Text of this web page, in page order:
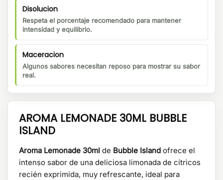
Disolucion
Respeta el porcentaje recomendado para mantener
intensidad y equilibrio.
Maceracion
Algunos sabores necesitan reposo para mostrar su sabor
real.
AROMA LEMONADE 30ML BUBBLE
ISLAND
Aroma Lemonade 30ml de Bubble Island ofrece el
intenso sabor de una deliciosa limonada de cítricos
recién exprimida, muy refrescante, ideal para